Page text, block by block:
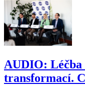
AUDIO:
transformací.